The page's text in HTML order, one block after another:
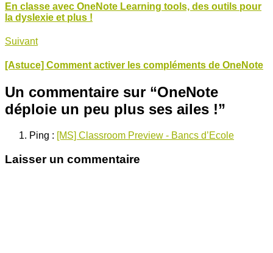
En classe avec OneNote Learning tools, des outils pour
la dyslexie et plus !
Suivant
[Astuce] Comment activer les compléments de OneNote
Un commentaire sur “OneNote
déploie un peu plus ses ailes !”
Ping : [MS] Classroom Preview - Bancs d’Ecole
Laisser un commentaire